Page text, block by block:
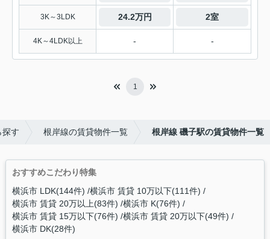
3K～3LDK 24.2万円 2室
4K～4LDK以上 - -
1
探す 根岸線の賃貸物件一覧 根岸線 磯子駅の賃貸物件一覧
おすすめこだわり特集
横浜市 LDK(144件) 横浜市 賃貸 10万以下(111件)
横浜市 賃貸 20万以上(83件) 横浜市 K(76件)
横浜市 賃貸 15万以下(76件) 横浜市 賃貸 20万以下(49件)
横浜市 DK(28件)